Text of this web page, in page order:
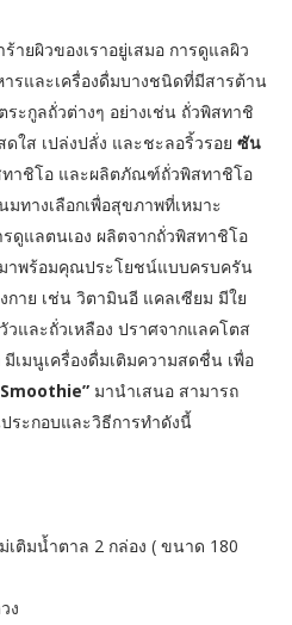
ยผิวของเราอยู่เสมอ การดูแลผิว
รและเครื่องดื่มบางชนิดที่มีสารต้าน
ะกูลถั่วต่างๆ อย่างเช่น ถั่วพิสทาชิ
ใส เปล่งปลั่ง และชะลอริ้วรอย ซัน
าชิโอ และผลิตภัณฑ์ถั่วพิสทาชิโอ
มทางเลือกเพื่อสุขภาพที่เหมาะ
ดูแลตนเอง ผลิตจากถั่วพิสทาชิโอ
าพร้อมคุณประโยชน์แบบครบครัน
าย เช่น วิตามินอี แคลเซียม มีใย
และถั่วเหลือง ปราศจากแลคโตส
มนูเครื่องดื่มเติมความสดชื่น เพื่อ
มานำเสนอ สามารถ
ระกอบและวิธีการทำดังนี้
ติมน้ำตาล 2 กล่อง ( ขนาด 180
ง